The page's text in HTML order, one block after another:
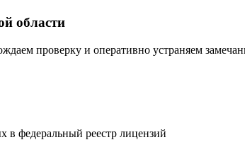
области
проверку и оперативно устраняем
в федеральный реестр лицензий